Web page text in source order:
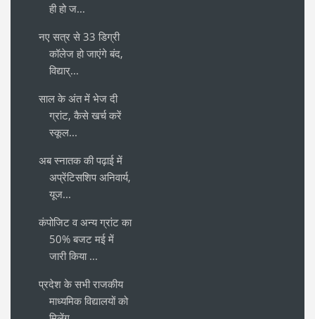
ही हो ज...
नए सत्र से 33 डिग्री
कॉलेज हो जाएंगे बंद,
विद्यार्...
साल के अंत में भेज दी
ग्रांट, कैसे खर्च करें
स्कूल...
अब स्नातक की पढ़ाई में
अप्रेंटिसशिप अनिवार्य,
यूज...
कंपोजिट व अन्य ग्रांट का
50% बजट मई में
जारी किया ...
प्रदेश के सभी राजकीय
माध्यमिक विद्यालयों को